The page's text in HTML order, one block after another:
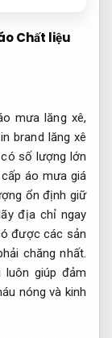
Chất liệu
mưa lăng xê,
brand lăng xê
số lượng lớn
áo mưa giá
ổn định giữ
địa chỉ ngay
được các sản
chăng nhất.
luôn giúp đảm
nóng và kinh